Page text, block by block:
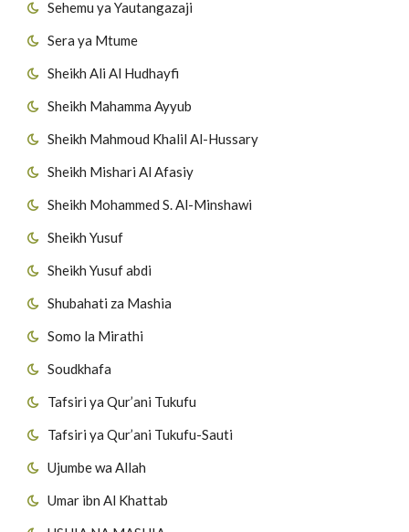
Sehemu ya Yautangazaji
Sera ya Mtume
Sheikh Ali Al Hudhayfi
Sheikh Mahamma Ayyub
Sheikh Mahmoud Khalil Al-Hussary
Sheikh Mishari Al Afasiy
Sheikh Mohammed S. Al-Minshawi
Sheikh Yusuf
Sheikh Yusuf abdi
Shubahati za Mashia
Somo la Mirathi
Soudkhafa
Tafsiri ya Qur’ani Tukufu
Tafsiri ya Qur’ani Tukufu-Sauti
Ujumbe wa Allah
Umar ibn Al Khattab